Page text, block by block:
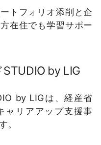
トフォリオ添削と企
在住でも学習サポー
by LIG
by LIGは、経産省
ャリアアップ支援事
。